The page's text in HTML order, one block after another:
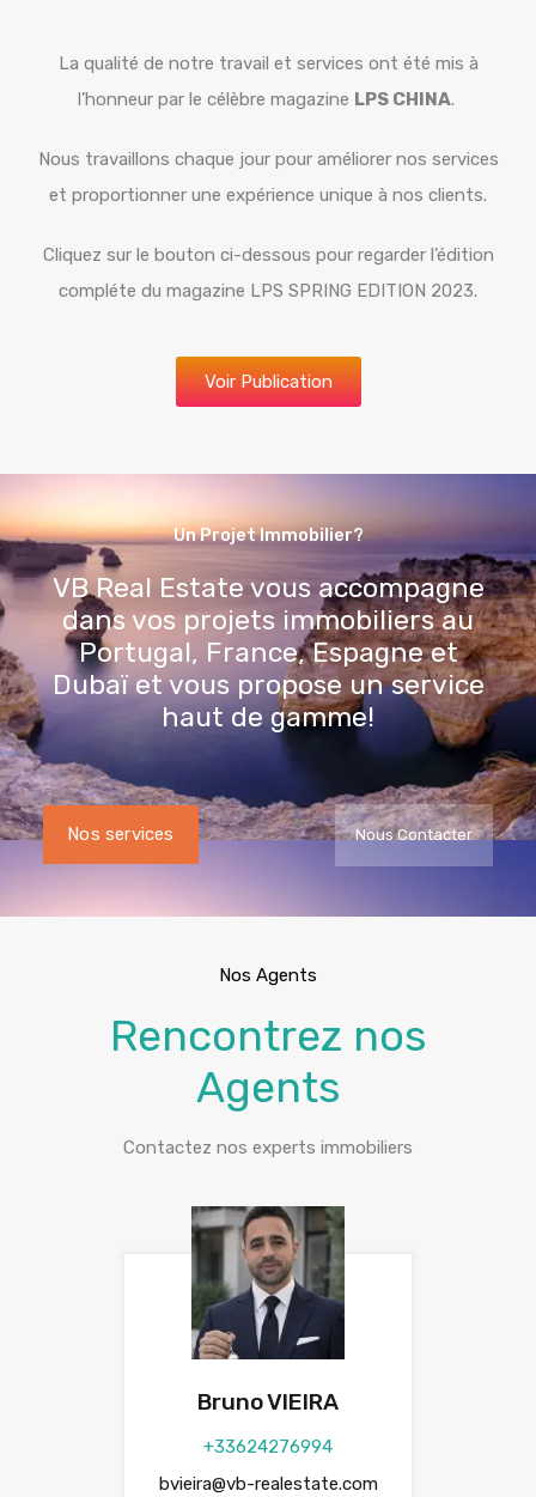
La qualité de notre travail et services ont été mis à
l’honneur par le célèbre magazine LPS CHINA.
Nous travaillons chaque jour pour améliorer nos services
et proportionner une expérience unique à nos clients.
Cliquez sur le bouton ci-dessous pour regarder l’édition
compléte du magazine LPS SPRING EDITION 2023.
Voir Publication
Un Projet Immobilier?
VB Real Estate vous accompagne
dans vos projets immobiliers au
Portugal, France, Espagne et
Dubaï et vous propose un service
haut de gamme!
Nos services Nous Contacter
Nos Agents
Rencontrez nos
Agents
Contactez nos experts immobiliers
Bruno VIEIRA
+33624276994
bvieira@vb-realestate.com